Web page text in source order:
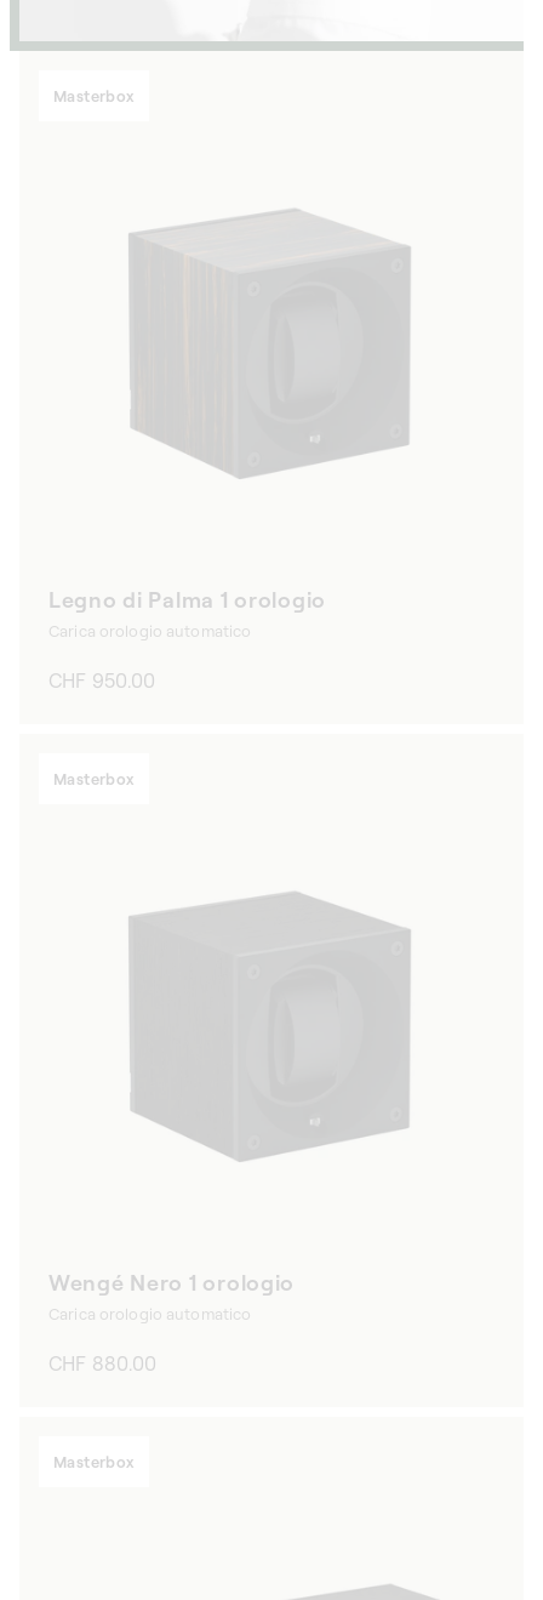
Masterbox
Legno di Palma 1 orologio
Carica orologio automatico
Prezzo
CHF 950.00
Masterbox
Wengé Nero 1 orologio
Carica orologio automatico
Prezzo
CHF 880.00
Masterbox